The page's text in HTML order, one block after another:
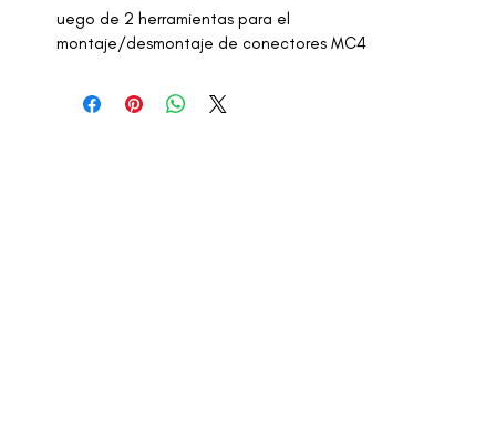
uego de 2 herramientas para el
montaje/desmontaje de conectores MC4